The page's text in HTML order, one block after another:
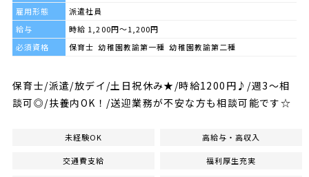
雇用形態
派遣社員
給与
時給 1,200円～1,200円
必須資格
保育士 幼稚園教諭第一種 幼稚園教諭第二種
保育士/派遣/放デイ/土日祝休み★/時給1200円♪/週3～相
談可◎/扶養内OK！/送迎業務が不安な方も相談可能です☆
未経験OK 高給与・高収入
交通費支給 福利厚生充実